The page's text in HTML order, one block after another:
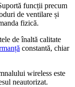
funcții precum
de ventilare și
fizică.
de înaltă calitate
constantă, chiar
wireless este
neautorizat.